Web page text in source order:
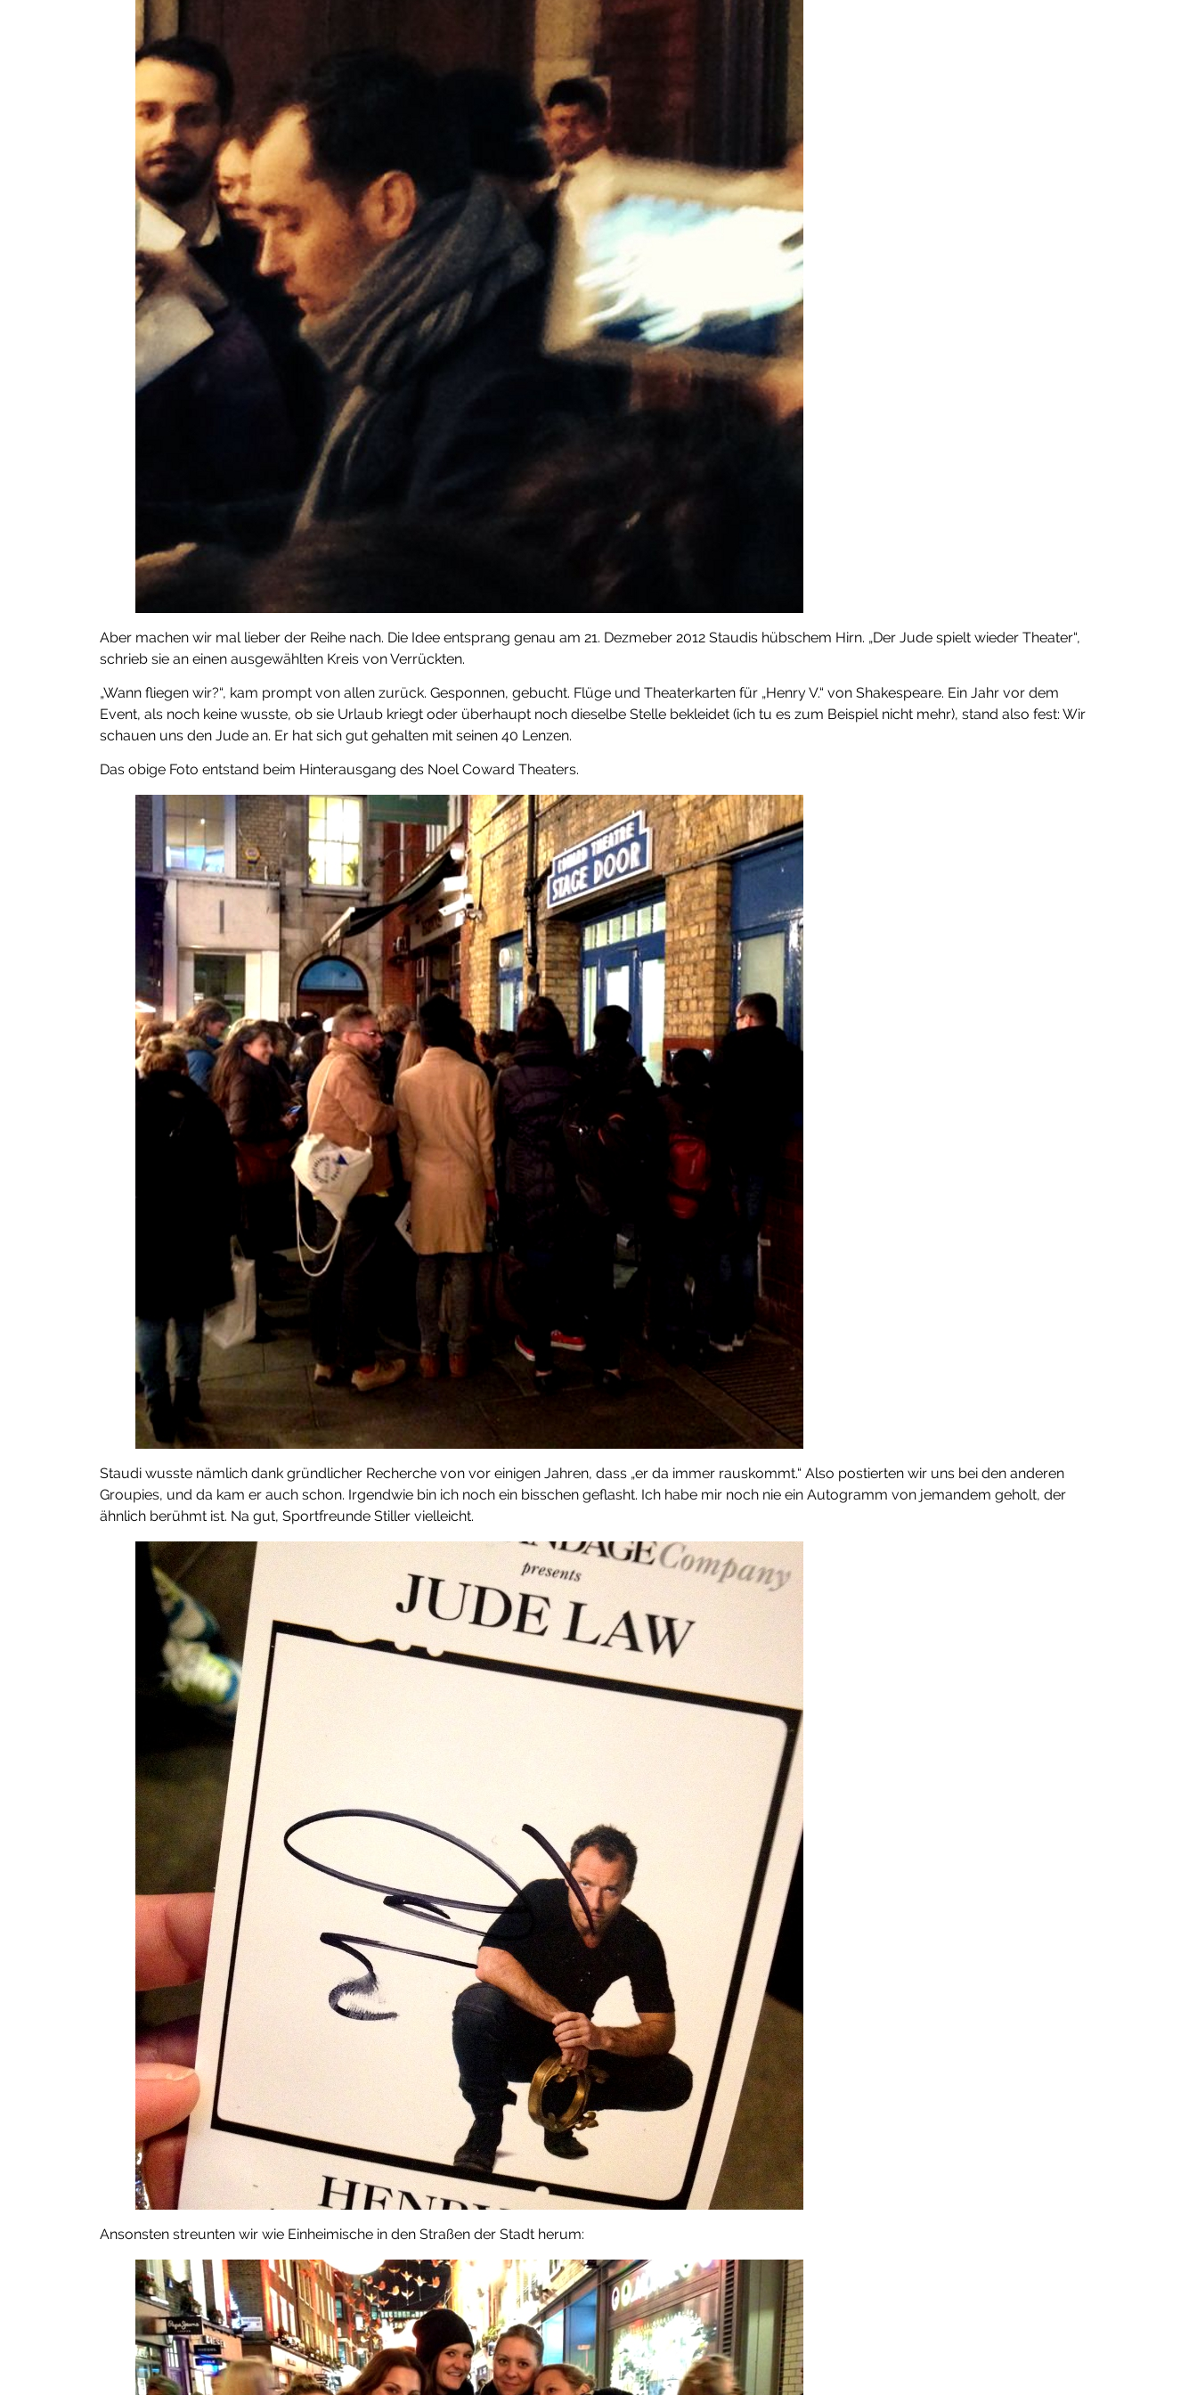
Aber machen wir mal lieber der Reihe nach. Die Idee entsprang genau am 21. Dezmeber 2012 Staudis hübschem Hirn. „Der Jude spielt wieder Theater“,
schrieb sie an einen ausgewählten Kreis von Verrückten.
„Wann fliegen wir?“, kam prompt von allen zurück. Gesponnen, gebucht. Flüge und Theaterkarten für „Henry V.“ von Shakespeare. Ein Jahr vor dem
Event, als noch keine wusste, ob sie Urlaub kriegt oder überhaupt noch dieselbe Stelle bekleidet (ich tu es zum Beispiel nicht mehr), stand also fest: Wir
schauen uns den Jude an. Er hat sich gut gehalten mit seinen 40 Lenzen.
Das obige Foto entstand beim Hinterausgang des Noel Coward Theaters.
Staudi wusste nämlich dank gründlicher Recherche von vor einigen Jahren, dass „er da immer rauskommt.“ Also postierten wir uns bei den anderen
Groupies, und da kam er auch schon. Irgendwie bin ich noch ein bisschen geflasht. Ich habe mir noch nie ein Autogramm von jemandem geholt, der
ähnlich berühmt ist. Na gut, Sportfreunde Stiller vielleicht.
Ansonsten streunten wir wie Einheimische in den Straßen der Stadt herum: